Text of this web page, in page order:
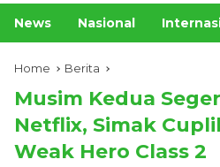
News Nasional
Home Berita
Musim Kedua
Netflix, Simak
Weak Hero Class 2